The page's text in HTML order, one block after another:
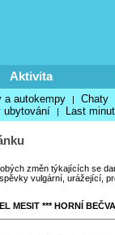
Aktivita
a autokempy | Chaty
ubytování | Last
změn týkajících se
vulgární, urážející,
MESIT *** HORNÍ BEČVA